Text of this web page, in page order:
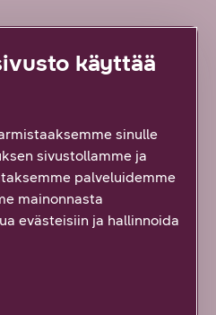
virhevastuusta,
takuusta etämyynnin
(pdf)
käyttää
sinulle
sivustollamme ja
palveluidemme
mainonnasta
evästeisiin ja hallinnoida